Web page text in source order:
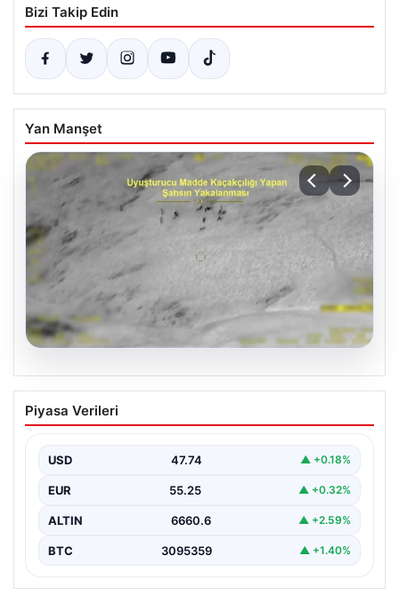
Bizi Takip Edin
Yan Manşet
Hakkari’de JİHA Destekli Operasyonda
253 Kilo Uyuşturucu Ele Geçirildi
Hakkari’de jandarma ekipleri tarafından gerçekleştirilen
ve Jandarma İnsansız…
Piyasa Verileri
USD 47.74 ▲ +0.18%
EUR 55.25 ▲ +0.32%
ALTIN 6660.6 ▲ +2.59%
BTC 3095359 ▲ +1.40%